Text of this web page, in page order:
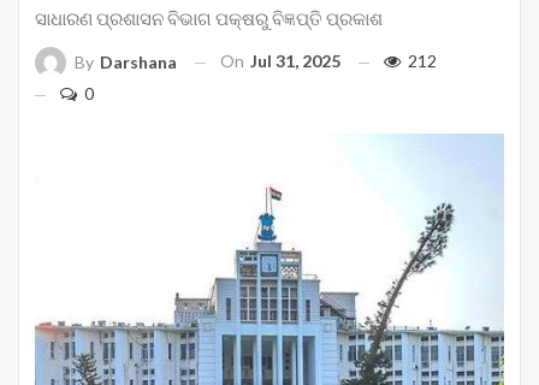
ସାଧାରଣ ପ୍ରଶାସନ ବିଭାଗ ପକ୍ଷରୁ ବିଜ୍ଞପ୍ତି ପ୍ରକାଶ
By Darshana On Jul 31, 2025
212
0